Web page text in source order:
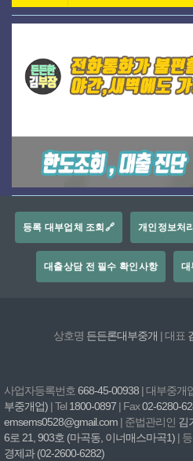
등록 대부업체 조회🔗 개인정보처
대출상담 전 필수 확인사항 대
상호명 든든론대부중개 | 대표
사업자등록번호 668-45-00938 | 대부중개
부중개업) | Tel 1800-0897 | Fax02-6280-
emsems0528@gmail.com | 준법관리인 김
6로 21, 903호 (마곡동, 이너매스마곡1) |
경제과 (02-2600-6282)